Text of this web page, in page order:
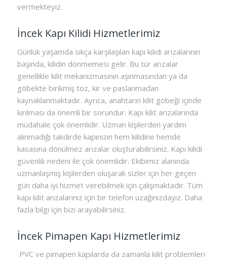
vermekteyiz.
İncek Kapı Kilidi Hizmetlerimiz
Günlük yaşamda sıkça karşılaşılan kapı kilidi arızalarının
başında, kilidin dönmemesi gelir. Bu tür arızalar
genellikle kilit mekanizmasının aşınmasından ya da
göbekte birikmiş toz, kir ve paslanmadan
kaynaklanmaktadır. Ayrıca, anahtarın kilit göbeği içinde
kırılması da önemli bir sorundur. Kapı kilit arızalarında
müdahale çok önemlidir. Uzman kişilerden yardım
alınmadığı takdirde kapınızın hem kilidine hemde
kasasına dönülmez arızalar oluşturabilirsiniz. Kapı kilidi
güvenlik nedeni ile çok önemlidir. Ekibimiz alanında
uzmanlaşmış kişilerden oluşarak sizler için her geçen
gün daha iyi hizmet verebilmek için çalışmaktadır. Tüm
kapı kilit arızalarınız için bir telefon uzağınızdayız. Daha
fazla bilgi için bizi arayabilirsiniz.
İncek Pimapen Kapı Hizmetlerimiz
PVC ve pimapen kapılarda da zamanla kilit problemleri